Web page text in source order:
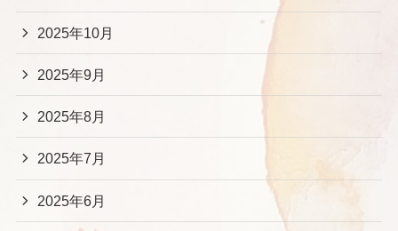
2025年10月
2025年9月
2025年8月
2025年7月
2025年6月